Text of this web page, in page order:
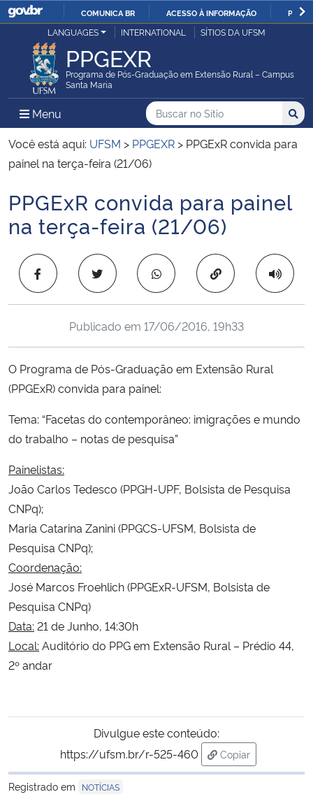
IR
O
COMUNICA BR ACESSO À INFORMAÇÃO
Ministério da Justiça e Segurança Pública
Ministério da Defesa
Ministério das Relações Exteriores
Ministério da Infraestrutura
Ministério da Educação
Ministério da Cidadania
Ministério de Minas e Energia
Ministério da Ciência, Tecnologia, Inovações e Comunicações
Ministério do Meio Ambiente
Ministério do Turismo
Ministério do Desenvolvimento Regional
Controladoria-Geral da União
Ministério da Mulher, da Família e dos Direitos Humanos
Gabinete de Segurança Institucional
Advocacia-Geral da União
LANGUAGES INTERNATIONAL SÍTIOS DA UFSM
PPGEXR
Programa de Pós-Graduação em Extensão Rural – Campus
Santa Maria
Menu Menu Principal do Sítio
Busca
Buscar no no Sítio
Busca:
Você está aqui: UFSM > PPGEXR > PPGExR convida para
painel na terça-feira (21/06)
Início do conteúdo
PPGExR convida para painel
na terça-feira (21/06)
Copiar para área
Publicado em 17/06/2016, 19h33
O Programa de Pós-Graduação em Extensão Rural
(PPGExR) convida para painel:
Tema: “Facetas do contemporâneo: imigrações e mundo
do trabalho – notas de pesquisa”
Painelistas:
João Carlos Tedesco (PPGH-UPF, Bolsista de Pesquisa
CNPq);
Maria Catarina Zanini (PPGCS-UFSM, Bolsista de
Pesquisa CNPq);
Coordenação:
José Marcos Froehlich (PPGExR-UFSM, Bolsista de
Pesquisa CNPq)
Data: 21 de Junho, 14:30h
Local: Auditório do PPG em Extensão Rural – Prédio 44,
2º andar
Divulgue este conteúdo:
https://ufsm.br/r-525-460
Copiar
para área de
Registrado em
NOTÍCIAS